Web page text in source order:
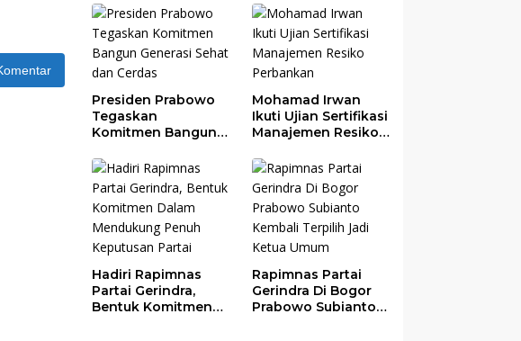
Perekonomian
Daerah
Presiden Prabowo
Tegaskan
Komitmen Bangun
Cerdas
Mohamad Irwan
Ikuti Ujian Sertifikasi
Manajemen Resiko
Hadiri Rapimnas
Partai Gerindra,
Bentuk Komitmen
Rapimnas Partai
Gerindra Di Bogor
Prabowo Subianto